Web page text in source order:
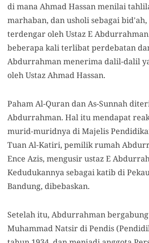
di mana Ahmad Hassan menilai
marhaban, dan usholi sebagai
terdengar oleh Ustaz E
beberapa kali terlibat perdebatan
Abdurrahman menerima dalil-dalil
oleh Ustaz Ahmad Hassan.
Paham Al-Quran dan As-Sunnah
Abdurrahman. Hal itu mendapat
murid-muridnya di Majelis
Tuan Al-Katiri, pemilik rumah
Ence Azis, mengusir ustaz E
Kedudukannya sebagai katib di
Bandung, dibebaskan.
Setelah itu, Abdurrahman
Muhammad Natsir di Pendis